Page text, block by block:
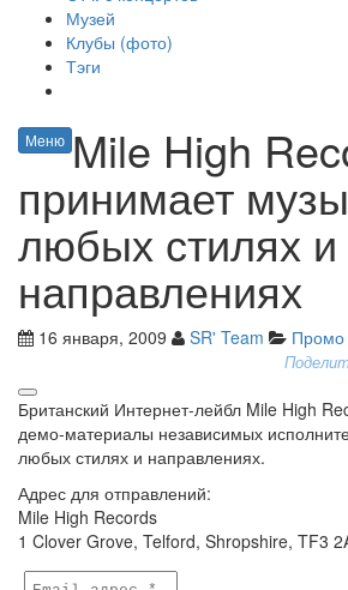
Музей
Клубы (фото)
Тэги
Меню Mile High
принимает
любых стилях и
направлениях
16 января, 2009 SR' Team Промо
Британский Интернет-лейбл Mile High
демо-материалы независимых
любых стилях и направлениях.
Адрес для отправлений:
Mile High Records
1 Clover Grove, Telford, Shropshire, TF3